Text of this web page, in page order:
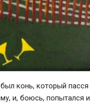
конь, который пасся
и, боюсь, попытался